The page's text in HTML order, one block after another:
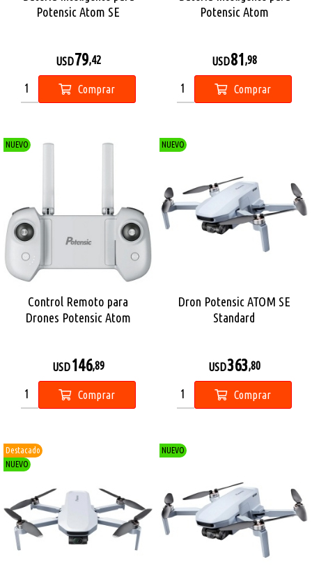
Potensic Atom SE
USD79,42
Comprar
Potensic Atom
USD81 ,98
Comprar
NUEVO
Control Remoto para
Drones Potensic Atom
USD146,89
Comprar
NUEVO
Dron Potensic ATOM SE
Standard
USD363,80
Comprar
Destacado
NUEVO
NUEVO